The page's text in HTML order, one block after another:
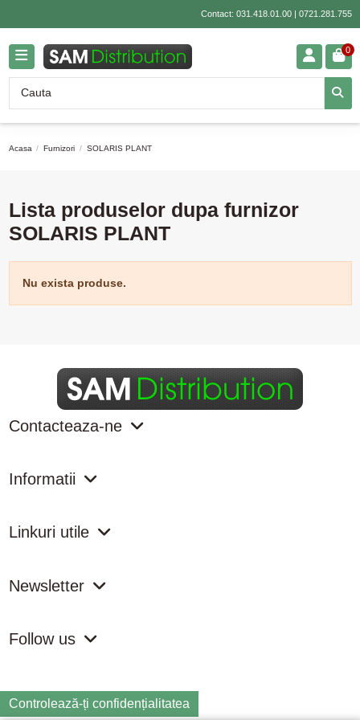
Contact: 031.418.01.00| 0721.281.755
0
Acasa Furnizori SOLARIS PLANT
Lista produselor dupa furnizor
SOLARIS PLANT
Nu exista produse.
Contacteaza-ne
Informatii
Linkuri utile
Newsletter
Follow us
Controlează-ți confidențialitatea